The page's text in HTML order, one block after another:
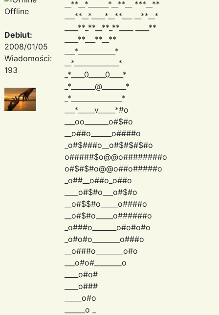
Offline
Debiut:
2008/01/05
Wiadomości:
193
__**__*______*__**__ ***__**
___**__*____*__**___ __**__*
____**_**__**_**____ ____**
____**___**__**
___*___________*
__*_____________*
_*____0_____0____*
_*_______@_______*
_*_______________*
___*_____v_____*#o
___oo_______o#$#o
__o##o______o####o
_o#$###o__o#$#$#$#o
o#####$o@@o########o
o#$#$#o@@o##o#####o
_o##__o##o_o##o
____o#$#o___o#$#o
__o#$$#o_____o####o
__o#$#o_____o######o
_o###o_______o#o#o#o
_o#o#o________o###o
__o###o________o#o
___o#o#________o
____o#o#
____o###
_____o#o
______o _